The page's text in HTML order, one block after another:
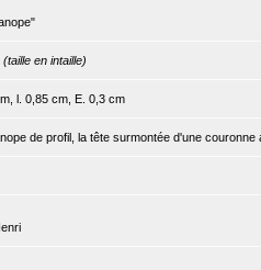
(taille en intaille)
l. 0,85 cm, E. 0,3 cm
de profil, la tête surmontée d'une